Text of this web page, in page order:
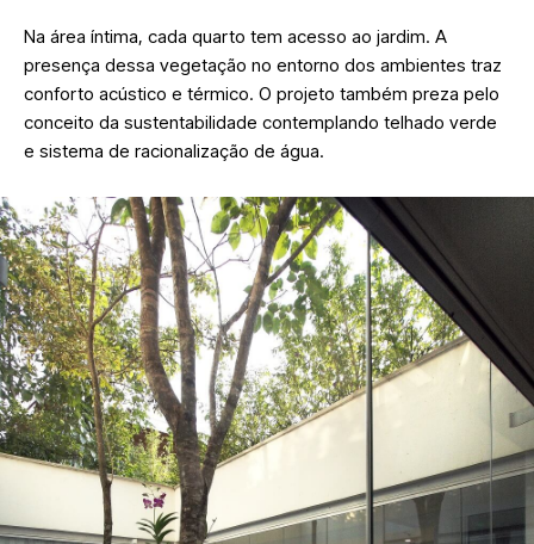
Na área íntima, cada quarto tem acesso ao jardim. A
presença dessa vegetação no entorno dos ambientes traz
conforto acústico e térmico. O projeto também preza pelo
conceito da sustentabilidade contemplando telhado verde
e sistema de racionalização de água.